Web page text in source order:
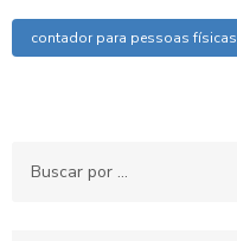
contador para pessoas físicas